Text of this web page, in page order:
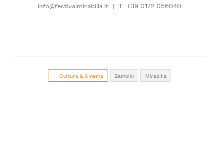
info@festivalmirabilia.it | T: +39 0172 056040
← Cultura & Cinema Bambini Mirabilia